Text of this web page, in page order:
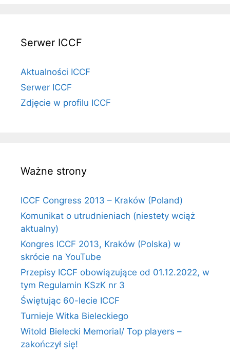
Serwer ICCF
Aktualności ICCF
Serwer ICCF
Zdjęcie w profilu ICCF
Ważne strony
ICCF Congress 2013 – Kraków (Poland)
Komunikat o utrudnieniach (niestety wciąż
aktualny)
Kongres ICCF 2013, Kraków (Polska) w
skrócie na YouTube
Przepisy ICCF obowiązujące od 01.12.2022, w
tym Regulamin KSzK nr 3
Świętując 60-lecie ICCF
Turnieje Witka Bieleckiego
Witold Bielecki Memorial/ Top players –
zakończył się!